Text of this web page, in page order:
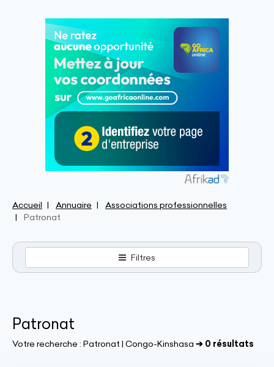
Accueil Annuaire
Associations professionnelles
Patronat
Filtres
Patronat
Votre recherche : Patronat | Congo-Kinshasa ➔ 0 résultats